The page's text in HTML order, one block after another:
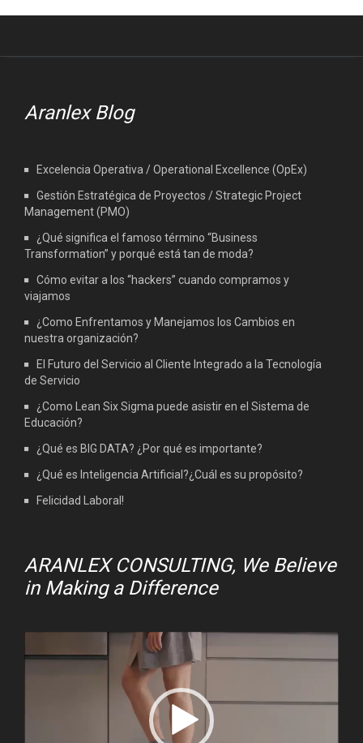
Aranlex Blog
Excelencia Operativa / Operational Excellence (OpEx)
Gestión Estratégica de Proyectos / Strategic Project
Management (PMO)
¿Qué significa el famoso término “Business
Transformation” y porqué está tan de moda?
Cómo evitar a los “hackers” cuando compramos y
viajamos
¿Como Enfrentamos y Manejamos los Cambios en
nuestra organización?
El Futuro del Servicio al Cliente Integrado a la Tecnología
de Servicio
¿Como Lean Six Sigma puede asistir en el Sistema de
Educación?
¿Qué es BIG DATA? ¿Por qué es importante?
¿Qué es Inteligencia Artificial?¿Cuál es su propósito?
Felicidad Laboral!
ARANLEX CONSULTING, We Believe
in Making a Difference
Player